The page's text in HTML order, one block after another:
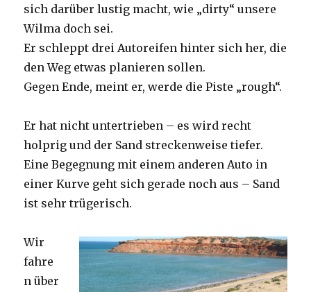
sich darüber lustig macht, wie „dirty“ unsere
Wilma doch sei.
Er schleppt drei Autoreifen hinter sich her, die
den Weg etwas planieren sollen.
Gegen Ende, meint er, werde die Piste „rough“.
Er hat nicht untertrieben – es wird recht
holprig und der Sand streckenweise tiefer.
Eine Begegnung mit einem anderen Auto in
einer Kurve geht sich gerade noch aus – Sand
ist sehr trügerisch.
Wir
fahre
n über